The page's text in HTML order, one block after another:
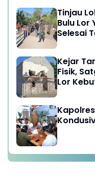
Tinjau
Bulu Lor
Selesai
Kejar
Fisik,
Lor